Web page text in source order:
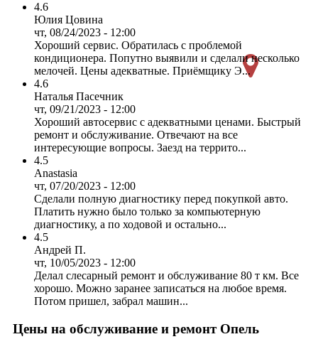
4.6
Юлия Цовина
чт, 08/24/2023 - 12:00
Хороший сервис. Обратилась с проблемой
кондиционера. Попутно выявили и сделали несколько
мелочей. Цены адекватные. Приёмщику Э...
4.6
Наталья Пасечник
чт, 09/21/2023 - 12:00
Хороший автосервис с адекватными ценами. Быстрый
ремонт и обслуживание. Отвечают на все
интересующие вопросы. Заезд на террито...
4.5
Anastasia
чт, 07/20/2023 - 12:00
Сделали полную диагностику перед покупкой авто.
Платить нужно было только за компьютерную
диагностику, а по ходовой и остально...
4.5
Андрей П.
чт, 10/05/2023 - 12:00
Делал слесарный ремонт и обслуживание 80 т км. Все
хорошо. Можно заранее записаться на любое время.
Потом пришел, забрал машин...
Цены на обслуживание и ремонт Опель